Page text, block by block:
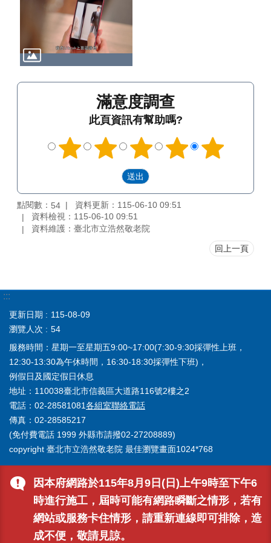
因本府網路於115年8月9日(日)上午9時至下午6
時進行施工，屆時可能有網路瞬斷之情形，若有
網站或服務卡住情形，請重新連線即可排除，造
成不便，敬請見諒。
滿意度調查
此頁資訊有幫助嗎?
點閱數： 54
資料更新：115-06-10 09:51
資料檢視：115-06-10 09:51
資料維護：臺北市立浩然敬老院
回上一頁
:::
更新日期
115-08-09
瀏覽人次
54
服務時間：星期一至星期五9:00~17:00(7:30-9:30採彈性上班，
12:30-13:30為午休時間，16:30-18:30採彈性下班)，
例假日及國定假日休息
地址：110038臺北市信義區大道路116號2樓之2
電話：02-28581081各組室聯絡電話
傳真：02-28585217
(免付費電話 1999 外縣市請撥02-27208889)
copyright 臺北市立浩然敬老院 最佳瀏覽畫面1024*768